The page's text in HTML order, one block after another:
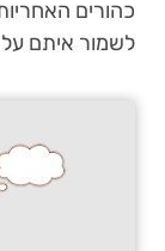
כהורים
לשמור איתם על